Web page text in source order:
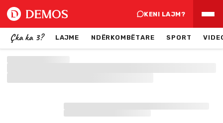
KENI LAJM?
Çka ka 3? LAJME NDËRKOMBËTARE SPORT